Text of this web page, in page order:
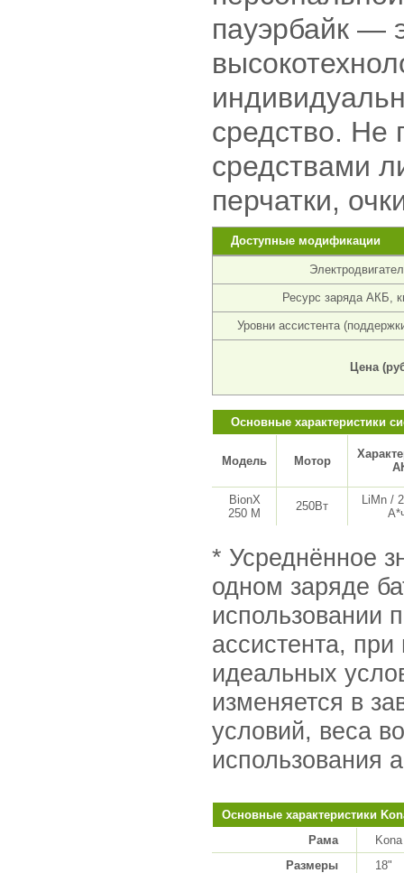
пауэрбайк —
средство. Не
средствами
перчатки,
Доступные модификации
Ресурс заряда АКБ,
Уровни ассистента
Цена
Основные характеристики
Модель Мотор
BionX
250 M
250Вт
LiMn /
* Усреднённое
одном заряде
использовании
ассистента,
идеальных
изменяется в
условий, веса
использования
Основные характеристики
Рама
Размеры
18"